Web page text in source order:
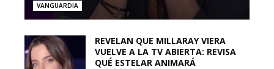
VANGUARDIA
REVELAN QUE MILLARAY VIERA
VUELVE A LA TV ABIERTA: REVISA
QUÉ ESTELAR ANIMARÁ